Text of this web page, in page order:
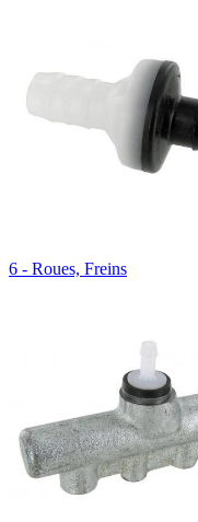
6 - Roues, Freins